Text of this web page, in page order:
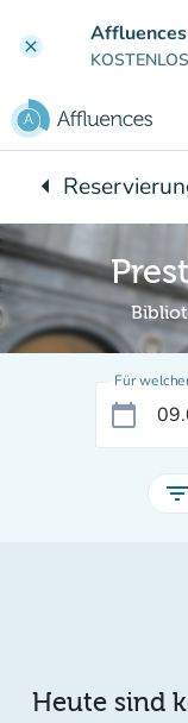
clear Affluences
KOSTENLOS
arrow_leftZurück zu:
Für
calendar_today
filter_list
Heute sind